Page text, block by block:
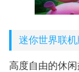
迷你世界联
高度自由的休